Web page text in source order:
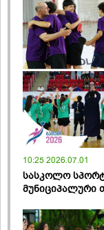
10:25 2026.07.01
სასკოლო
მუნიციპალური